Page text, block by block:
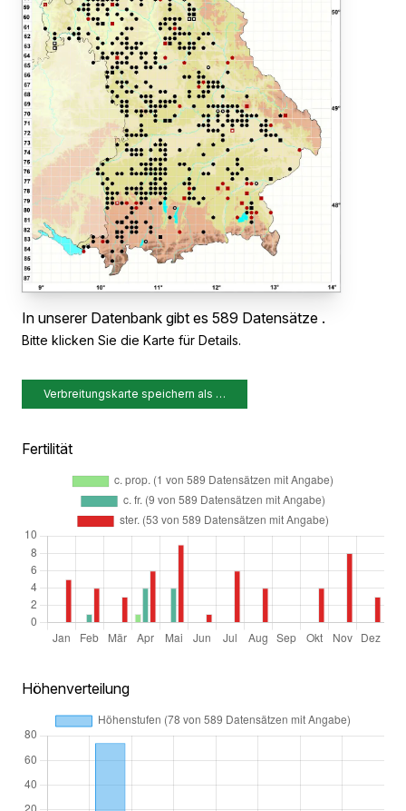
In unserer Datenbank gibt es 589 Datensätze .
Bitte klicken Sie die Karte für Details.
Verbreitungskarte speichern als …
Fertilität
Höhenverteilung